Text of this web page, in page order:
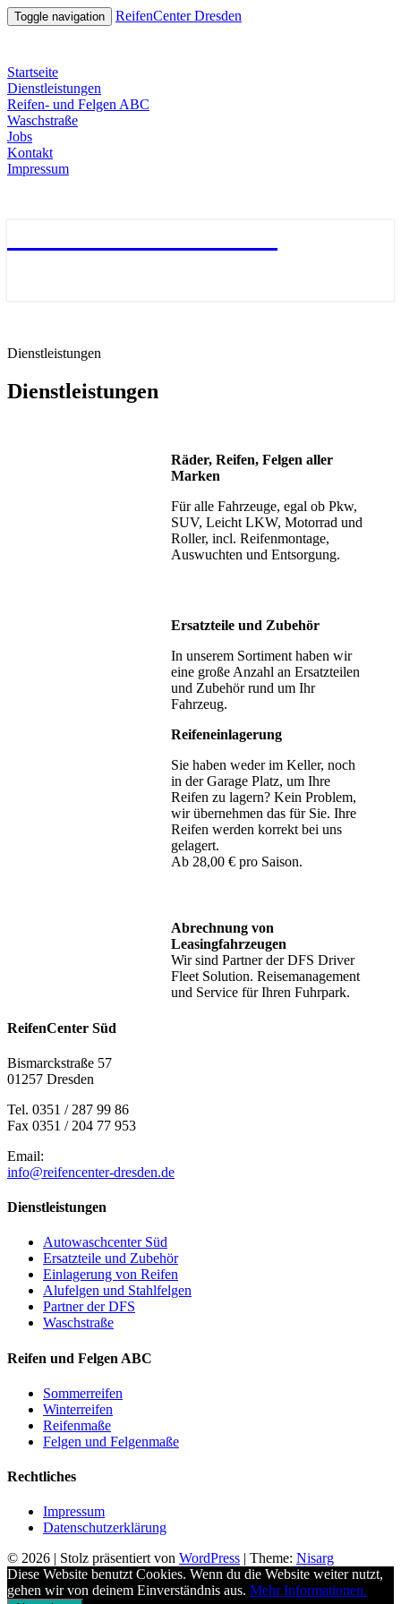
Toggle navigation ReifenCenter Dresden
Startseite
Dienstleistungen
Reifen- und Felgen ABC
Waschstraße
Jobs
Kontakt
Impressum
Dienstleistungen
Dienstleistungen
Räder, Reifen, Felgen aller
Marken
Für alle Fahrzeuge, egal ob Pkw,
SUV, Leicht LKW, Motorrad und
Roller, incl. Reifenmontage,
Auswuchten und Entsorgung.
Ersatzteile und Zubehör
In unserem Sortiment haben wir
eine große Anzahl an Ersatzteilen
und Zubehör rund um Ihr
Fahrzeug.
Reifeneinlagerung
Sie haben weder im Keller, noch
in der Garage Platz, um Ihre
Reifen zu lagern? Kein Problem,
wir übernehmen das für Sie. Ihre
Reifen werden korrekt bei uns
gelagert.
Ab 28,00 € pro Saison.
Abrechnung von
Leasingfahrzeugen
Wir sind Partner der DFS Driver
Fleet Solution. Reisemanagement
und Service für Ihren Fuhrpark.
ReifenCenter Süd
Bismarckstraße 57
01257 Dresden
Tel. 0351 / 287 99 86
Fax 0351 / 204 77 953
Email:
info@reifencenter-dresden.de
Dienstleistungen
Autowaschcenter Süd
Ersatzteile und Zubehör
Einlagerung von Reifen
Alufelgen und Stahlfelgen
Partner der DFS
Waschstraße
Reifen und Felgen ABC
Sommerreifen
Winterreifen
Reifenmaße
Felgen und Felgenmaße
Rechtliches
Impressum
Datenschutzerklärung
© 2026 | Stolz präsentiert von WordPress | Theme: Nisarg
Diese Website benutzt Cookies. Wenn du die Website weiter nutzt,
gehen wir von deinem Einverständnis aus. Mehr Informationen.